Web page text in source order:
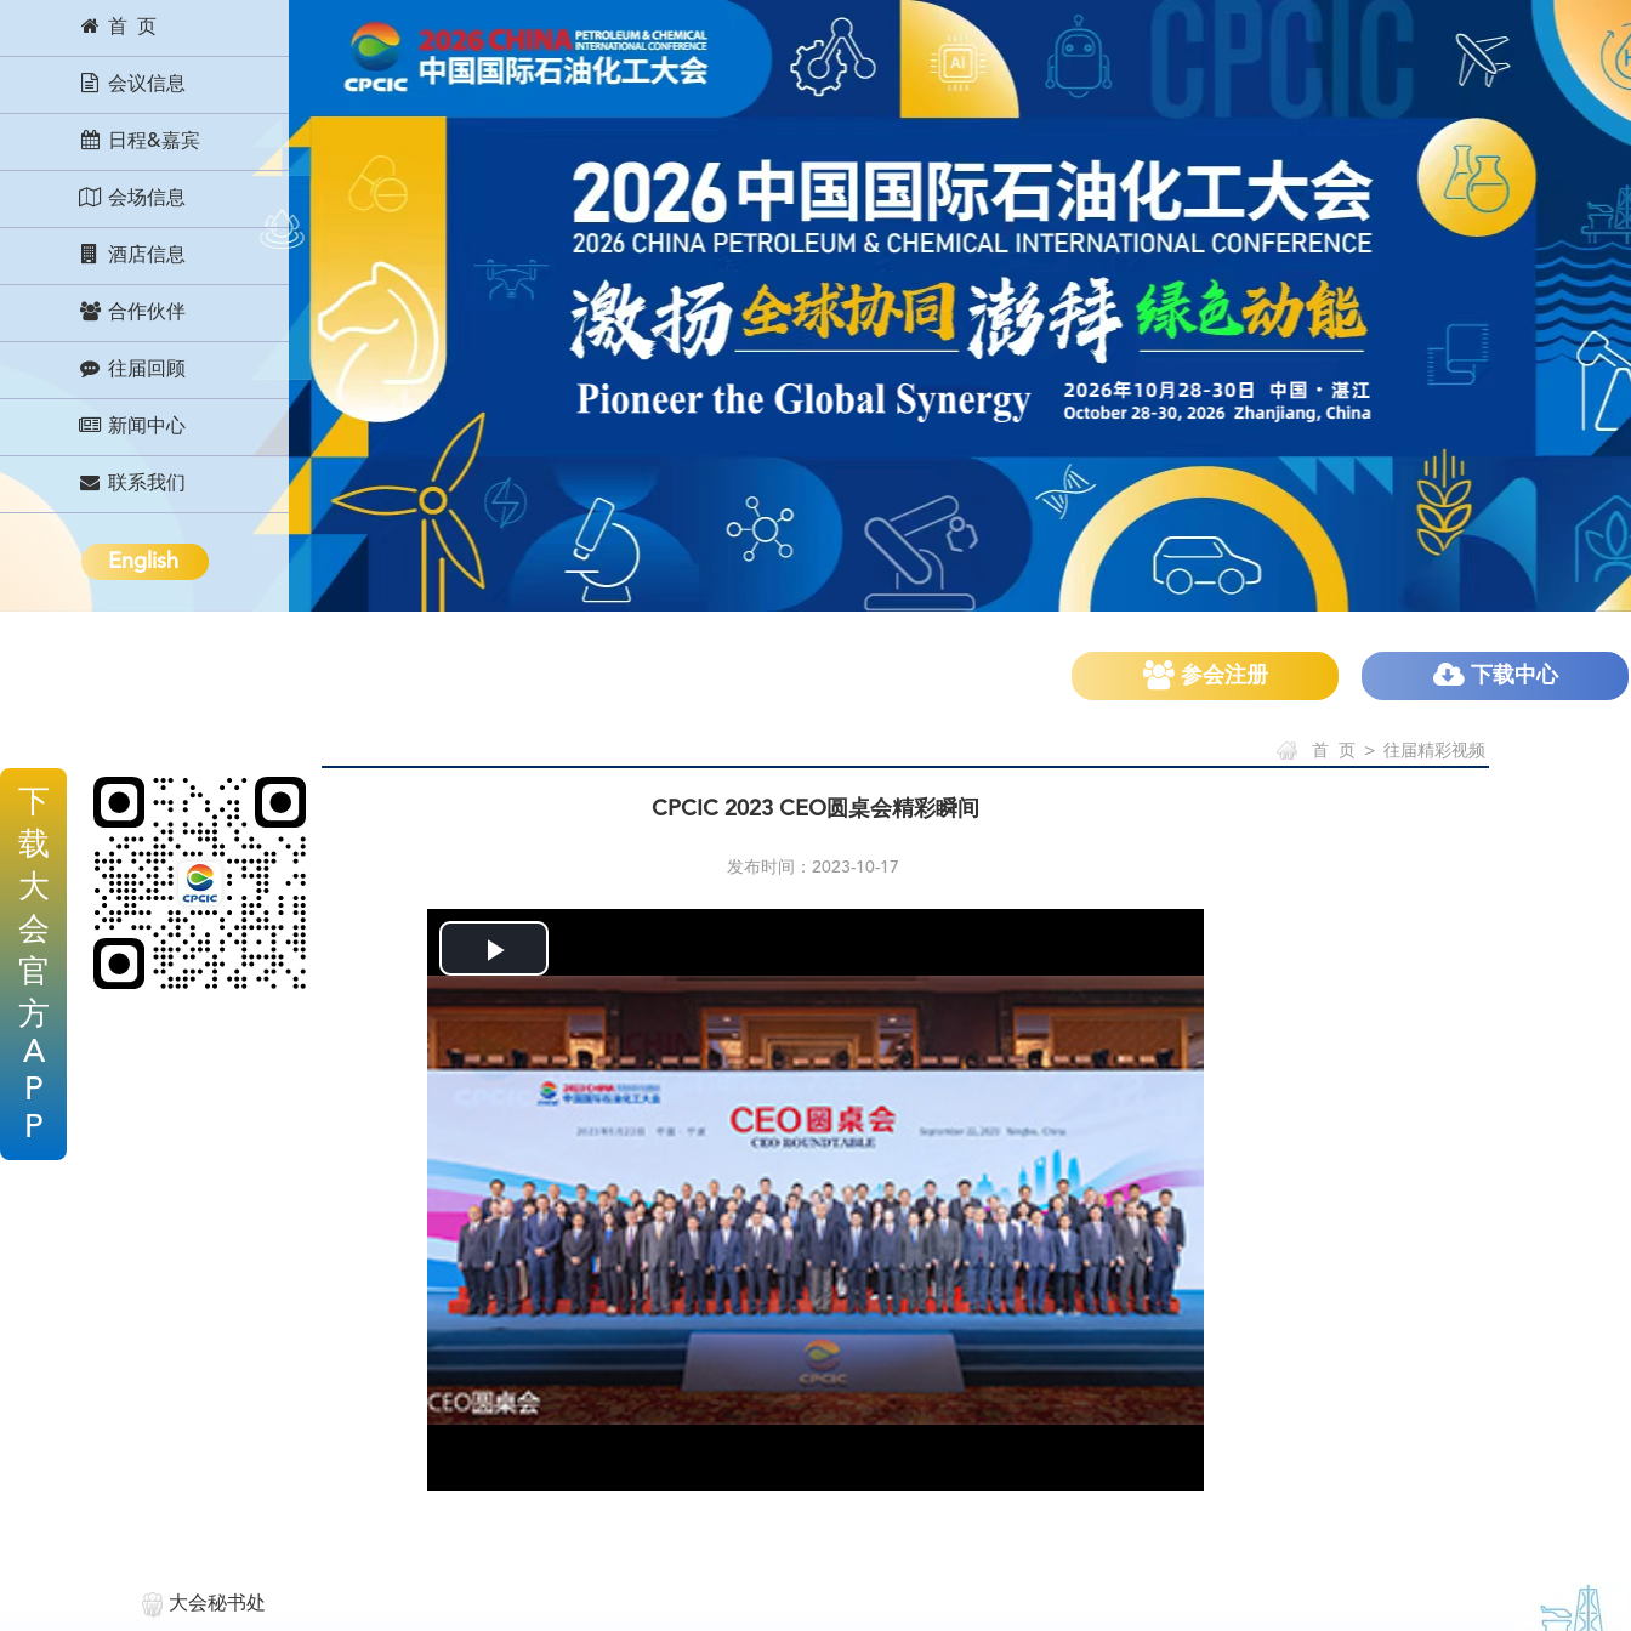
下
载
大
会
官
方
A
P
P
首 页
会议信息
日程&嘉宾
会场信息
酒店信息
合作伙伴
往届回顾
新闻中心
联系我们
English
参会注册 下载中心
首 页 > 往届精彩视频
CPCIC 2023 CEO圆桌会精彩瞬间
发布时间：2023-10-17
Play
Video
大会秘书处